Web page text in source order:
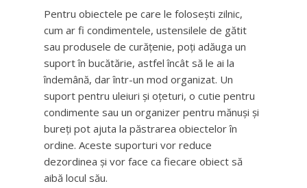
Pentru obiectele pe care le folosești zilnic,
cum ar fi condimentele, ustensilele de gătit
sau produsele de curățenie, poți adăuga un
suport în bucătărie, astfel încât să le ai la
îndemână, dar într-un mod organizat. Un
suport pentru uleiuri și oțeturi, o cutie pentru
condimente sau un organizer pentru mănuși și
bureți pot ajuta la păstrarea obiectelor în
ordine. Aceste suporturi vor reduce
dezordinea și vor face ca fiecare obiect să
aibă locul său.